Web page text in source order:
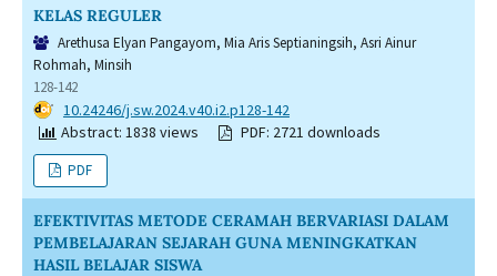
KELAS REGULER
Arethusa Elyan Pangayom, Mia Aris Septianingsih, Asri Ainur
Rohmah, Minsih
128-142
DOI: 10.24246/j.sw.2024.v40.i2.p128-142
Abstract: 1838 views
PDF: 2721 downloads
PDF
EFEKTIVITAS METODE CERAMAH BERVARIASI DALAM
PEMBELAJARAN SEJARAH GUNA MENINGKATKAN
HASIL BELAJAR SISWA